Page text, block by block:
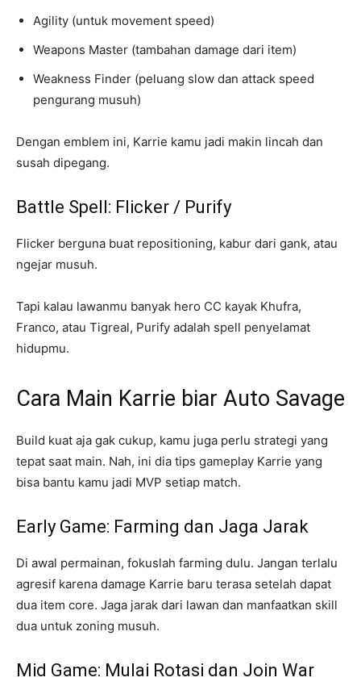
Agility (untuk movement speed)
Weapons Master (tambahan damage dari item)
Weakness Finder (peluang slow dan attack speed
pengurang musuh)
Dengan emblem ini, Karrie kamu jadi makin lincah dan
susah dipegang.
Battle Spell: Flicker / Purify
Flicker berguna buat repositioning, kabur dari gank, atau
ngejar musuh.
Tapi kalau lawanmu banyak hero CC kayak Khufra,
Franco, atau Tigreal, Purify adalah spell penyelamat
hidupmu.
Cara Main Karrie biar Auto Savage
Build kuat aja gak cukup, kamu juga perlu strategi yang
tepat saat main. Nah, ini dia tips gameplay Karrie yang
bisa bantu kamu jadi MVP setiap match.
Early Game: Farming dan Jaga Jarak
Di awal permainan, fokuslah farming dulu. Jangan terlalu
agresif karena damage Karrie baru terasa setelah dapat
dua item core. Jaga jarak dari lawan dan manfaatkan skill
dua untuk zoning musuh.
Mid Game: Mulai Rotasi dan Join War